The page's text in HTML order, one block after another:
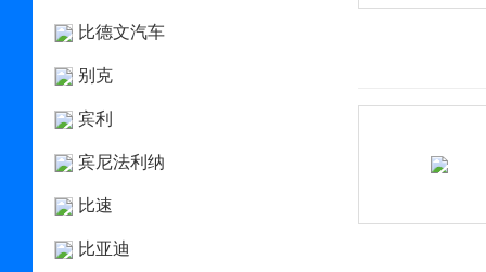
比德文汽车
别克
宾利
宾尼法利纳
比速
比亚迪